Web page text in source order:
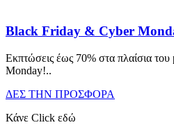
Black Friday & Cyber
Εκπτώσεις έως 70% στα πλαίσια
Monday!..
ΔΕΣ ΤΗΝ ΠΡΟΣΦΟΡΑ
Κάνε Click εδώ